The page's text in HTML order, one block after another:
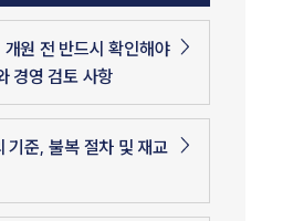
원 전 반드시 확인해야
경영 검토 사항
기준, 불복 절차 및 재교